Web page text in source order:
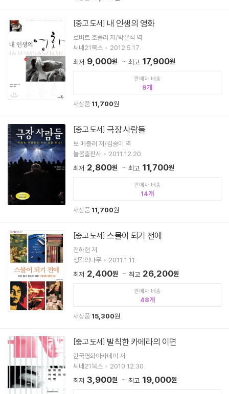
[중고 도서] 내 인생의 영화
로버트 호플러 저/박은석 역
씨네21북스
2012.5.17.
최저 9,000원 최고 17,900원
판매자 배송
9
새상품 11,700원
[중고 도서] 극장 사람들
보 메츨러 저/김승미 역
늘봄출판사
2011.12.20.
최저 2,800원 최고 11,700원
판매자 배송
14
새상품 11,700원
[중고 도서] 스물이 되기 전에
전하현 저
생각의나무
2011.1.11.
최저 2,400원 최고 26,200원
판매자 배송
48
새상품 15,300원
[중고 도서] 발칙한 카메라의 이면
한국영화아카데미 저
씨네21북스
2010.12.30.
최저 3,900원 최고 19,000원